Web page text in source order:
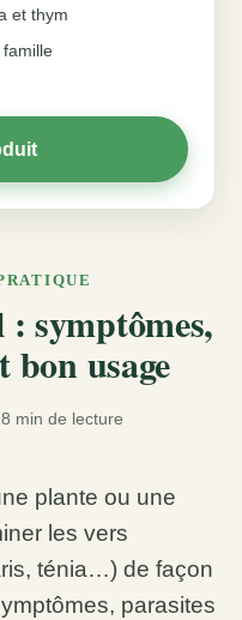
symptômes,
bon usage
min de lecture
plante ou une
les vers
ténia…) de façon
parasites
et thym